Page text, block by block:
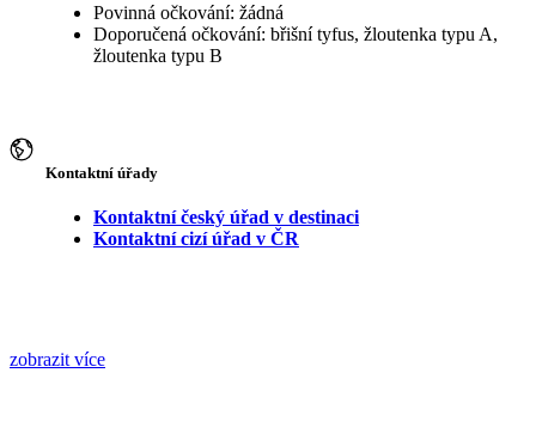
Povinná očkování: žádná
Doporučená očkování: břišní tyfus, žloutenka typu A,
žloutenka typu B
Kontaktní úřady
Kontaktní český úřad v destinaci
Kontaktní cizí úřad v ČR
zobrazit více